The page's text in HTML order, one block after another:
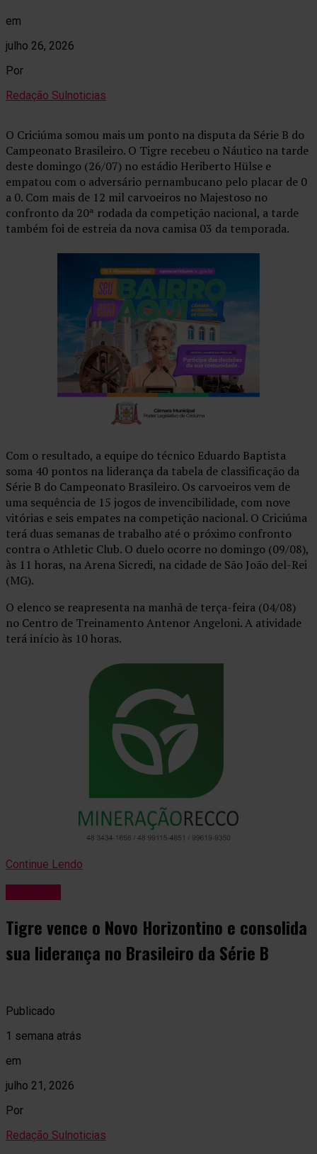
em
julho 26, 2026
Por
Redação Sulnoticias
O Criciúma somou mais um ponto na disputa da Série B do
Campeonato Brasileiro. O Tigre recebeu o Náutico na tarde
deste domingo (26/07) no estádio Heriberto Hülse e
empatou com o adversário pernambucano pelo placar de 0
a 0. Com mais de 12 mil carvoeiros no Majestoso no
confronto da 20ª rodada da competição nacional, a tarde
também foi de estreia da nova camisa 03 da temporada.
Com o resultado, a equipe do técnico Eduardo Baptista
soma 40 pontos na liderança da tabela de classificação da
Série B do Campeonato Brasileiro. Os carvoeiros vem de
uma sequência de 15 jogos de invencibilidade, com nove
vitórias e seis empates na competição nacional. O Criciúma
terá duas semanas de trabalho até o próximo confronto
contra o Athletic Club. O duelo ocorre no domingo (09/08),
às 11 horas, na Arena Sicredi, na cidade de São João del-Rei
(MG).
O elenco se reapresenta na manhã de terça-feira (04/08)
no Centro de Treinamento Antenor Angeloni. A atividade
terá início às 10 horas.
Continue Lendo
Tigre vence o Novo Horizontino e consolida
sua liderança no Brasileiro da Série B
Publicado
1 semana atrás
em
julho 21, 2026
Por
Redação Sulnoticias